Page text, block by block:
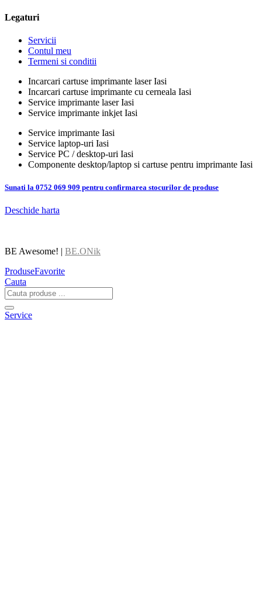
Legaturi
Servicii
Contul meu
Termeni si conditii
Incarcari cartuse imprimante laser Iasi
Incarcari cartuse imprimante cu cerneala Iasi
Service imprimante laser Iasi
Service imprimante inkjet Iasi
Service imprimante Iasi
Service laptop-uri Iasi
Service PC / desktop-uri Iasi
Componente desktop/laptop si cartuse pentru imprimante Iasi
Sunati la 0752 069 909 pentru confirmarea stocurilor de produse
Deschide harta
BE Awesome! | BE.ONik
ProduseFavorite
Cauta
Service